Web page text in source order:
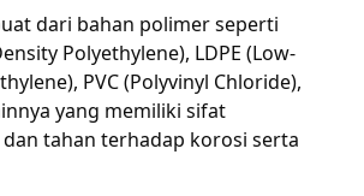
dari bahan polimer seperti
Polyethylene), LDPE (Low-
PVC (Polyvinyl Chloride),
yang memiliki sifat
tahan terhadap korosi serta